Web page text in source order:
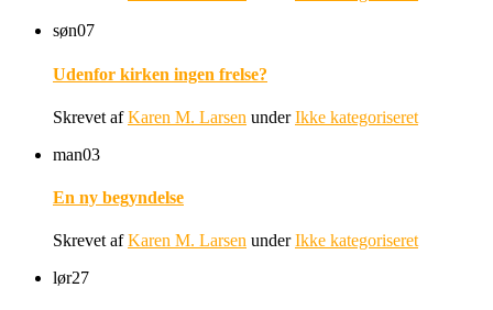
søn07
Udenfor kirken ingen frelse?
Skrevet afKaren M. Larsen underIkke kategoriseret
man03
En ny begyndelse
Skrevet afKaren M. Larsen underIkke kategoriseret
lør27